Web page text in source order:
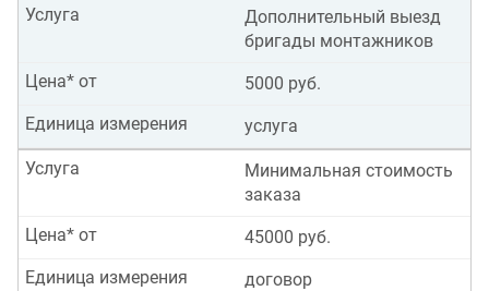
Дополнительный выезд
бригады монтажников
Услуга
5000 руб.
Цена* от
услуга
Единица измерения
Минимальная стоимость
заказа
Услуга
45000 руб.
Цена* от
договор
Единица измерения